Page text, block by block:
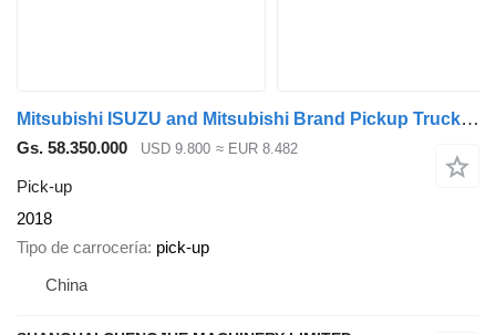
Mitsubishi ISUZU and Mitsubishi Brand Pickup Truck And SUV Vehicle 4x4 Jeep
Gs. 58.350.000 USD 9.800 ≈ EUR 8.482
Pick-up
2018
Tipo de carrocería pick-up
China